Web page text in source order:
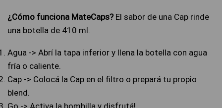
¿Cómo funciona MateCaps? El sabor de una Cap rinde
una botella de 410 ml.
Agua -> Abrí la tapa inferior y llena la botella con agua
fría o caliente.
Cap -> Colocá la Cap en el filtro o prepará tu propio
blend.